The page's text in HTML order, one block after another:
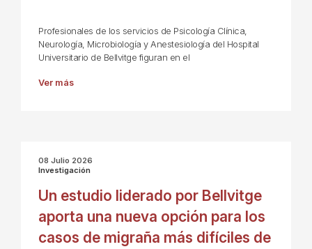
Profesionales de los servicios de Psicología Clínica,
Neurología, Microbiología y Anestesiología del Hospital
Universitario de Bellvitge figuran en el
Ver más
08 Julio 2026
Investigación
Un estudio liderado por Bellvitge
aporta una nueva opción para los
casos de migraña más difíciles de